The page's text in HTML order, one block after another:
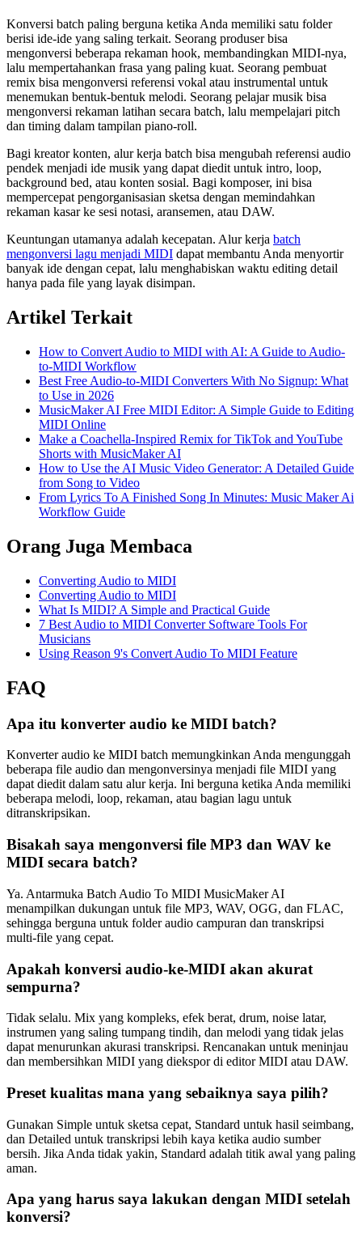
Konversi batch paling berguna ketika Anda memiliki satu folder
berisi ide-ide yang saling terkait. Seorang produser bisa
mengonversi beberapa rekaman hook, membandingkan MIDI-nya,
lalu mempertahankan frasa yang paling kuat. Seorang pembuat
remix bisa mengonversi referensi vokal atau instrumental untuk
menemukan bentuk-bentuk melodi. Seorang pelajar musik bisa
mengonversi rekaman latihan secara batch, lalu mempelajari pitch
dan timing dalam tampilan piano-roll.
Bagi kreator konten, alur kerja batch bisa mengubah referensi audio
pendek menjadi ide musik yang dapat diedit untuk intro, loop,
background bed, atau konten sosial. Bagi komposer, ini bisa
mempercepat pengorganisasian sketsa dengan memindahkan
rekaman kasar ke sesi notasi, aransemen, atau DAW.
Keuntungan utamanya adalah kecepatan. Alur kerja batch
mengonversi lagu menjadi MIDI dapat membantu Anda menyortir
banyak ide dengan cepat, lalu menghabiskan waktu editing detail
hanya pada file yang layak disimpan.
Artikel Terkait
How to Convert Audio to MIDI with AI: A Guide to Audio-
to-MIDI Workflow
Best Free Audio-to-MIDI Converters With No Signup: What
to Use in 2026
MusicMaker AI Free MIDI Editor: A Simple Guide to Editing
MIDI Online
Make a Coachella-Inspired Remix for TikTok and YouTube
Shorts with MusicMaker AI
How to Use the AI Music Video Generator: A Detailed Guide
from Song to Video
From Lyrics To A Finished Song In Minutes: Music Maker Ai
Workflow Guide
Orang Juga Membaca
Converting Audio to MIDI
Converting Audio to MIDI
What Is MIDI? A Simple and Practical Guide
7 Best Audio to MIDI Converter Software Tools For
Musicians
Using Reason 9's Convert Audio To MIDI Feature
FAQ
Apa itu konverter audio ke MIDI batch?
Konverter audio ke MIDI batch memungkinkan Anda mengunggah
beberapa file audio dan mengonversinya menjadi file MIDI yang
dapat diedit dalam satu alur kerja. Ini berguna ketika Anda memiliki
beberapa melodi, loop, rekaman, atau bagian lagu untuk
ditranskripsikan.
Bisakah saya mengonversi file MP3 dan WAV ke
MIDI secara batch?
Ya. Antarmuka Batch Audio To MIDI MusicMaker AI
menampilkan dukungan untuk file MP3, WAV, OGG, dan FLAC,
sehingga berguna untuk folder audio campuran dan transkripsi
multi-file yang cepat.
Apakah konversi audio-ke-MIDI akan akurat
sempurna?
Tidak selalu. Mix yang kompleks, efek berat, drum, noise latar,
instrumen yang saling tumpang tindih, dan melodi yang tidak jelas
dapat menurunkan akurasi transkripsi. Rencanakan untuk meninjau
dan membersihkan MIDI yang diekspor di editor MIDI atau DAW.
Preset kualitas mana yang sebaiknya saya pilih?
Gunakan Simple untuk sketsa cepat, Standard untuk hasil seimbang,
dan Detailed untuk transkripsi lebih kaya ketika audio sumber
bersih. Jika Anda tidak yakin, Standard adalah titik awal yang paling
aman.
Apa yang harus saya lakukan dengan MIDI setelah
konversi?